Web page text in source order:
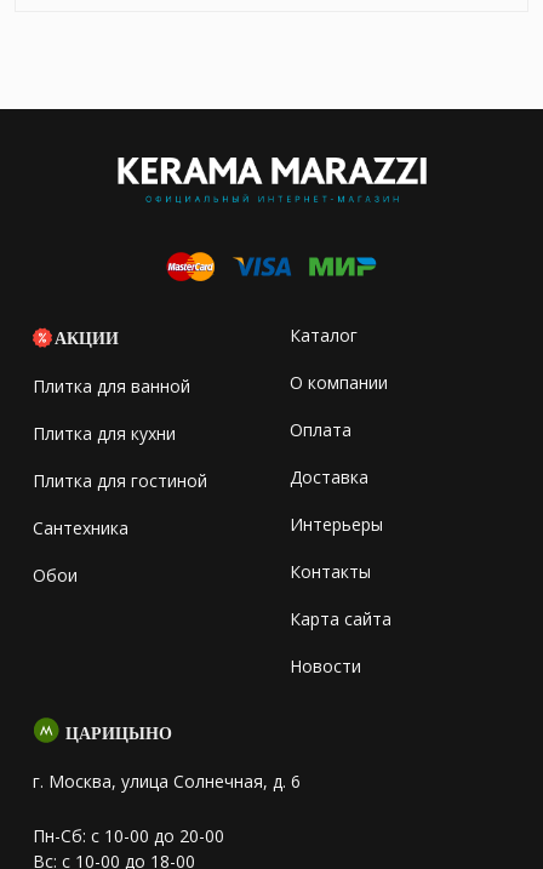
АКЦИИ
Плитка для ванной
Плитка для кухни
Плитка для гостиной
Сантехника
Обои
Каталог
О компании
Оплата
Доставка
Интерьеры
Контакты
Карта сайта
Новости
ЦАРИЦЫНО
г. Москва, улица Солнечная, д. 6
Пн-Сб: с 10-00 до 20-00
Вс: с 10-00 до 18-00